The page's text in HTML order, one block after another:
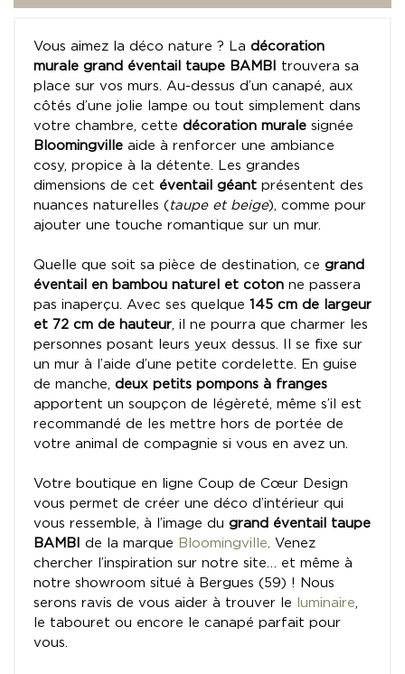
Vous aimez la déco nature ? La décoration
murale grand éventail taupe BAMBI
trouvera sa
place sur vos murs. Au-dessus d’un canapé, aux
côtés d’une jolie lampe ou tout simplement dans
votre chambre, cette décoration murale signée
Bloomingville aide à renforcer une ambiance
cosy, propice à la détente. Les grandes
dimensions de cet éventail géant présentent des
nuances naturelles ( taupe et beige), comme pour
ajouter une touche romantique sur un mur.
Quelle que soit sa pièce de destination, ce grand
éventail en bambou naturel et coton ne passera
pas inaperçu. Avec ses quelque 145 cm de largeur
et 72 cm de hauteur, il ne pourra que charmer les
personnes posant leurs yeux dessus. Il se fixe sur
un mur à l’aide d’une petite cordelette. En guise
de manche, deux petits pompons à franges
apportent un soupçon de légèreté, même s’il est
recommandé de les mettre hors de portée de
votre animal de compagnie si vous en avez un.
Votre boutique en ligne Coup de Cœur Design
vous permet de créer une déco d’intérieur qui
vous ressemble, à l’image du grand éventail taupe
BAMBI
de la marque Bloomingville. Venez
chercher l’inspiration sur notre site… et même à
notre showroom situé à Bergues (59) ! Nous
serons ravis de vous aider à trouver le
luminaire,
le tabouret ou encore le canapé parfait pour
vous.